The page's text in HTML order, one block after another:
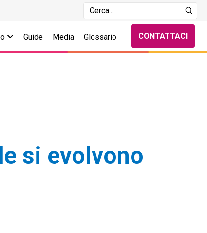
Guide Media Glossario CONTATTACI
si evolvono